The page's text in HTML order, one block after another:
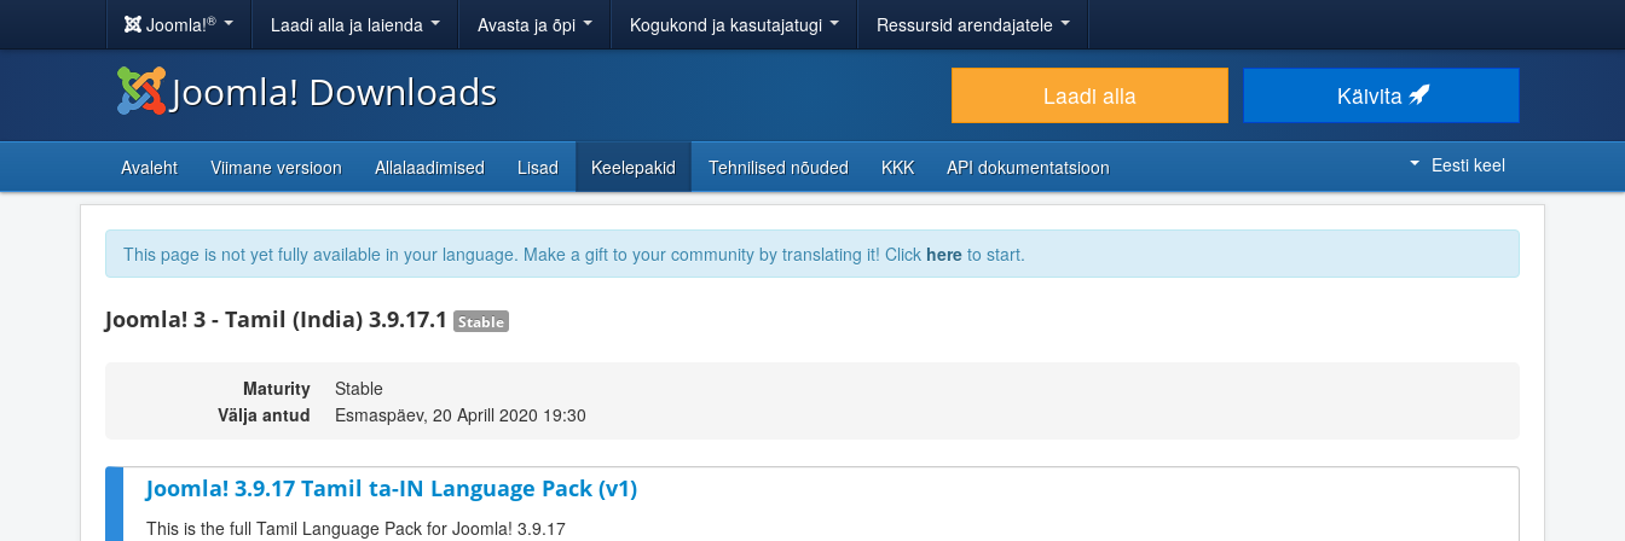
Joomla!® Laadi alla ja laienda Avasta ja õpi Kogukond ja kasutajatugi Ressursid arendajatele
Joomla! Downloads Laadi alla Käivita
Avaleht Viimane versioon Allalaadimised Lisad Keelepakid Tehnilised nõuded KKK API dokumentatsioon Eesti keel
This page is not yet fully available in your language. Make a gift to your community by translating it! Click here to start.
Joomla! 3 - Tamil (India) 3.9.17.1 Stable
Maturity
Stable
Välja antud
Esmaspäev, 20 Aprill 2020 19:30
Joomla! 3.9.17 Tamil ta-IN Language Pack (v1)
This is the full Tamil Language Pack for Joomla! 3.9.17